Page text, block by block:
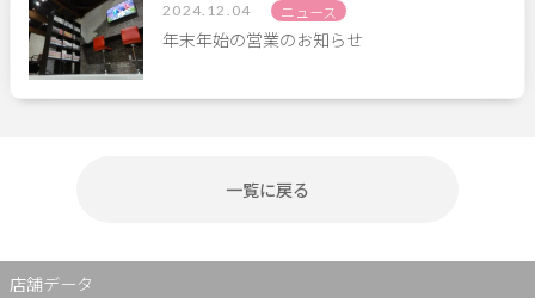
2024.12.04 ニュース
年末年始の営業のお知らせ
一覧に戻る
店舗データ